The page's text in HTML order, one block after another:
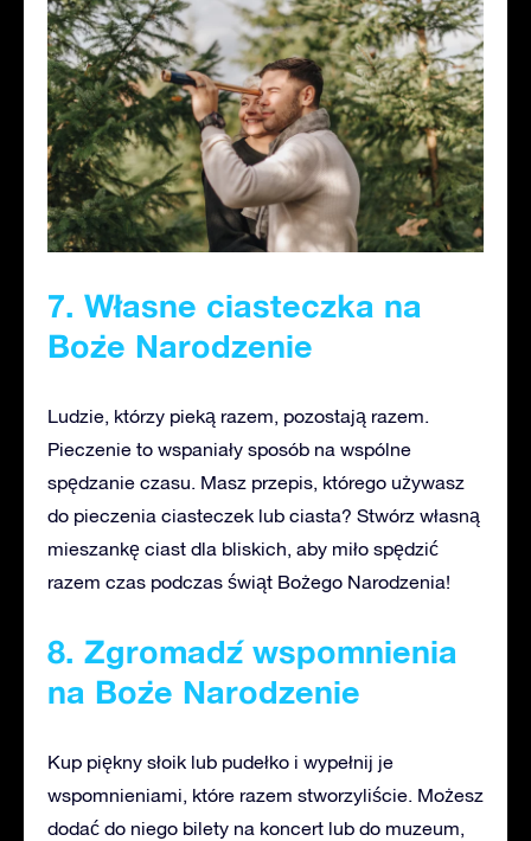
7. Własne ciasteczka na
Boże Narodzenie
Ludzie, którzy pieką razem, pozostają razem.
Pieczenie to wspaniały sposób na wspólne
spędzanie czasu. Masz przepis, którego używasz
do pieczenia ciasteczek lub ciasta? Stwórz własną
mieszankę ciast dla bliskich, aby miło spędzić
razem czas podczas świąt Bożego Narodzenia!
8. Zgromadź wspomnienia
na Boże Narodzenie
Kup piękny słoik lub pudełko i wypełnij je
wspomnieniami, które razem stworzyliście. Możesz
dodać do niego bilety na koncert lub do muzeum,